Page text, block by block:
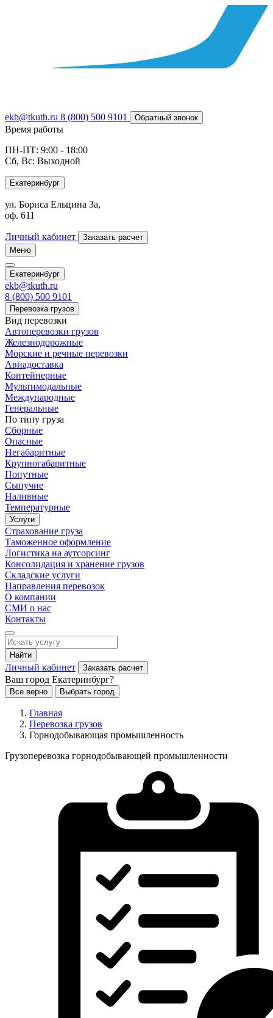
ekb@tkuth.ru 8 (800) 500 9101 Обратный звонок
Время работы
ПН-ПТ: 9:00 - 18:00
Сб, Вс: Выходной
Екатеринбург
ул. Бориса Ельцина 3а,
оф. 611
Личный кабинет
Заказать расчет
Меню
Екатеринбург
ekb@tkuth.ru
8 (800) 500 9101
Перевозка грузов
Вид перевозки
Автоперевозки грузов
Железнодорожные
Морские и речные перевозки
Авиадоставка
Контейнерные
Мультимодальные
Международные
Генеральные
По типу груза
Сборные
Опасные
Негабаритные
Крупногабаритные
Попутные
Сыпучие
Наливные
Температурные
Услуги
Страхование груза
Таможенное оформление
Логистика на аутсорсинг
Консолидация и хранение грузов
Складские услуги
Направления перевозок
О компании
СМИ о нас
Контакты
Найти
Личный кабинет Заказать расчет
Ваш город Екатеринбург?
Все верно Выбрать город
Главная
Перевозка грузов
Горнодобывающая промышленность
Грузоперевозка горнодобывающей промышленности